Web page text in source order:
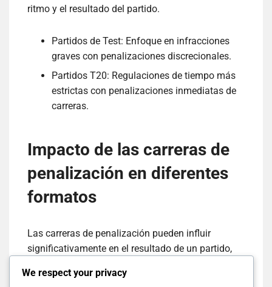
ritmo y el resultado del partido.
Partidos de Test: Enfoque en infracciones
graves con penalizaciones discrecionales.
Partidos T20: Regulaciones de tiempo más
estrictas con penalizaciones inmediatas de
carreras.
Impacto de las carreras de
penalización en diferentes
formatos
Las carreras de penalización pueden influir
significativamente en el resultado de un partido,
partidos de Test, el impacto psicológico de las
We respect your privacy